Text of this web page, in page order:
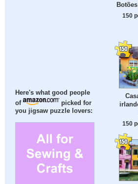
Here's what good people
of
picked for
you jigsaw puzzle lovers:
150
150